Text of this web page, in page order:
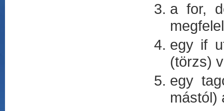
a for,
egy if
(törzs)
egy
mástól)